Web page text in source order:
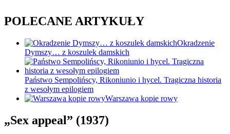
POLECANE ARTYKUŁY
Okradzenie
Dymszy… z koszulek damskich
Państwo Sempolińscy, Rikoniunio i hycel. Tragiczna historia
z wesołym epilogiem
Warszawa kopie rowy
„Sex appeal” (1937)